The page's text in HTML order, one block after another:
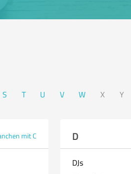
S T U V W X Y
mit C D
DJs